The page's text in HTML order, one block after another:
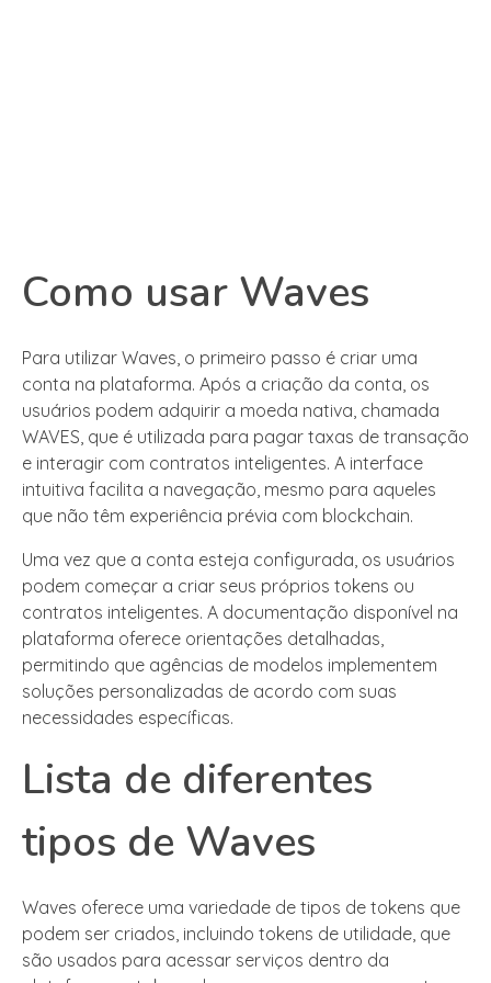
Como usar Waves
Para utilizar Waves, o primeiro passo é criar uma
conta na plataforma. Após a criação da conta, os
usuários podem adquirir a moeda nativa, chamada
WAVES, que é utilizada para pagar taxas de transação
e interagir com contratos inteligentes. A interface
intuitiva facilita a navegação, mesmo para aqueles
que não têm experiência prévia com blockchain.
Uma vez que a conta esteja configurada, os usuários
podem começar a criar seus próprios tokens ou
contratos inteligentes. A documentação disponível na
plataforma oferece orientações detalhadas,
permitindo que agências de modelos implementem
soluções personalizadas de acordo com suas
necessidades específicas.
Lista de diferentes
tipos de Waves
Waves oferece uma variedade de tipos de tokens que
podem ser criados, incluindo tokens de utilidade, que
são usados para acessar serviços dentro da